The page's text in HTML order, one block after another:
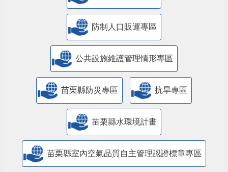
防制人口販運專區
​公共設施維護管理情形專區
苗栗縣防災專區 抗旱專區
苗栗縣水環境計畫
苗栗縣室內空氣品質自主管理認證標章專區